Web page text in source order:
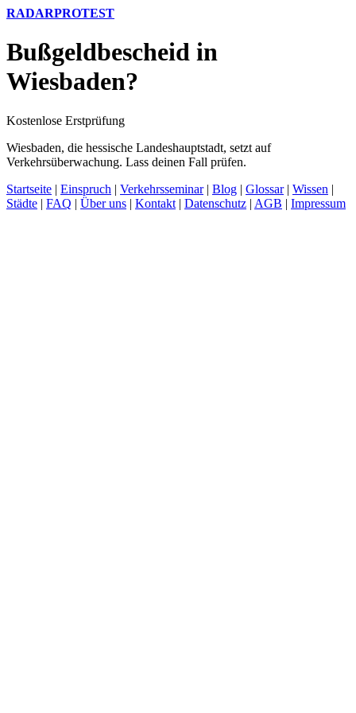
RADARPROTEST
Bußgeldbescheid in
Wiesbaden?
Kostenlose Erstprüfung
Wiesbaden, die hessische Landeshauptstadt, setzt auf
Verkehrsüberwachung. Lass deinen Fall prüfen.
Startseite | Einspruch | Verkehrsseminar| Blog | Glossar| Wissen |
Städte | FAQ | Über uns | Kontakt | Datenschutz | AGB | Impressum